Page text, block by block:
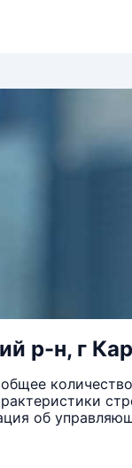
р-н, г
об